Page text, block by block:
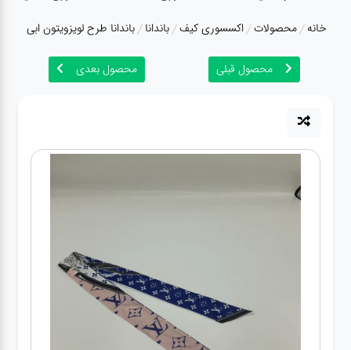
درباره
محصولات
کیف
خانه محصولات اکسسوری کیف باندانا باندانا طرح لویزویتون ابی
محصول قبلی محصول بعدی